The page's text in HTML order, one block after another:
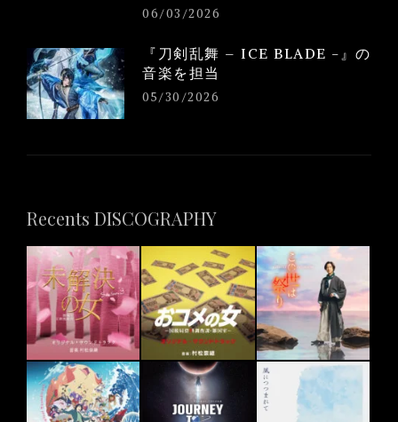
06/03/2026
『刀剣乱舞 – ICE BLADE -』の
音楽を担当
05/30/2026
Recents DISCOGRAPHY